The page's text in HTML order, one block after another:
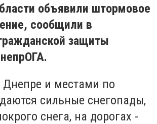
объявили штормовое
сообщили в
защиты
Днепре и местами по
сильные снегопады,
снега, на дорогах -